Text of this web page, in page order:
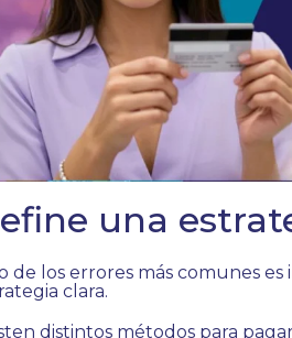
una
de los errores más comunes
clara.
distintos métodos para